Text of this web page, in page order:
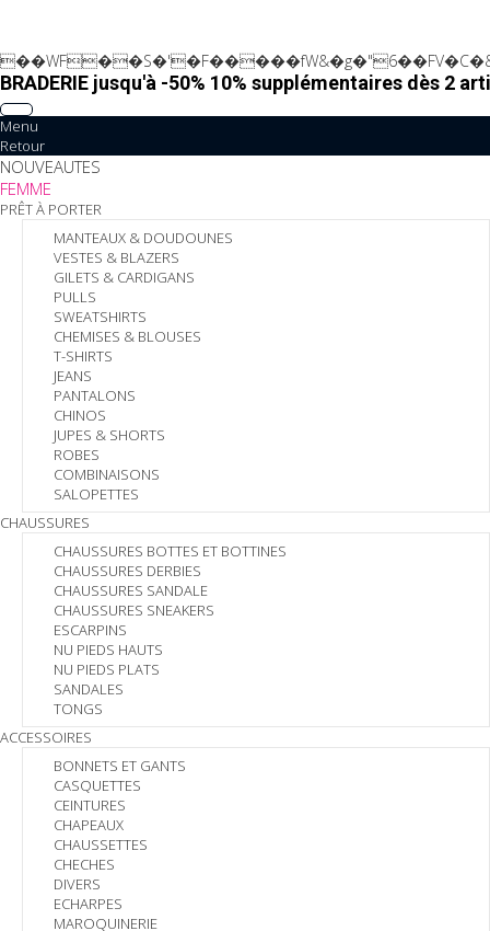
BRADERIE jusqu'à -50% 10% supplémentaires dès 2
Menu
Retour
NOUVEAUTES
FEMME
PRÊT À PORTER
MANTEAUX & DOUDOUNES
VESTES & BLAZERS
GILETS & CARDIGANS
PULLS
SWEATSHIRTS
CHEMISES & BLOUSES
T-SHIRTS
JEANS
PANTALONS
CHINOS
JUPES & SHORTS
ROBES
COMBINAISONS
SALOPETTES
CHAUSSURES
CHAUSSURES BOTTES ET BOTTINES
CHAUSSURES DERBIES
CHAUSSURES SANDALE
CHAUSSURES SNEAKERS
ESCARPINS
NU PIEDS HAUTS
NU PIEDS PLATS
SANDALES
TONGS
ACCESSOIRES
BONNETS ET GANTS
CASQUETTES
CEINTURES
CHAPEAUX
CHAUSSETTES
CHECHES
DIVERS
ECHARPES
MAROQUINERIE